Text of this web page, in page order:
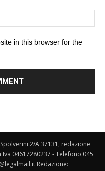
in this browser for the
2/A 37131, redazione
04617280237 - Telefono 045
Redazione: